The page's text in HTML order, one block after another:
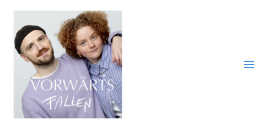
springen